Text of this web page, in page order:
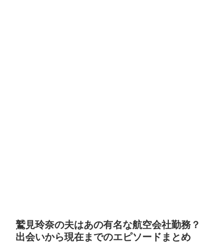
鷲見玲奈の夫はあの有名な航空会社勤務？
出会いから現在までのエピソードまとめ